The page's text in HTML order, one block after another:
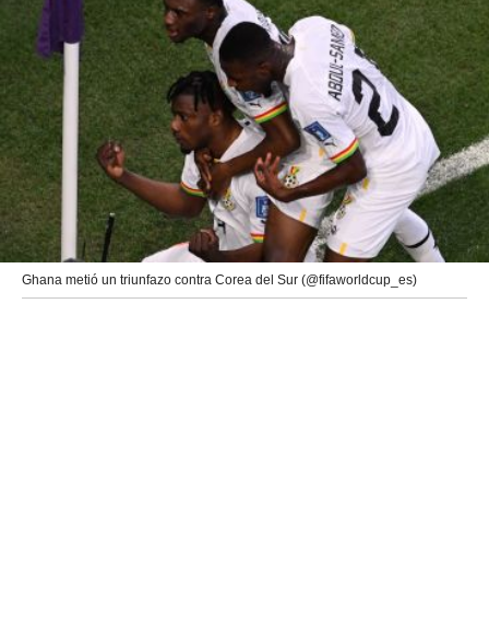
Ghana metió un triunfazo contra Corea del Sur (@fifaworldcup_es)